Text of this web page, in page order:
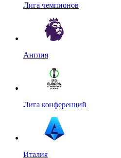
Лига чемпионов
Англия
Лига конференций
Италия